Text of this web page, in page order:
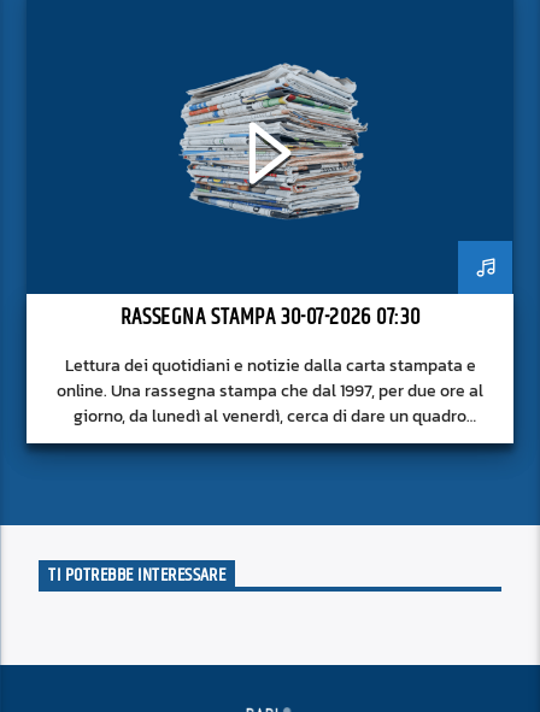
RASSEGNA STAMPA 30-07-2026 07:30
Lettura dei quotidiani e notizie dalla carta stampata e
online. Una rassegna stampa che dal 1997, per due ore al
giorno, da lunedì al venerdì, cerca di dare un quadro
approfondito delle notizie del giorno, senza fermarsi alla
TI POTREBBE INTERESSARE